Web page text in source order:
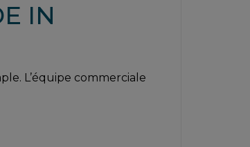
IN
L’équipe commerciale